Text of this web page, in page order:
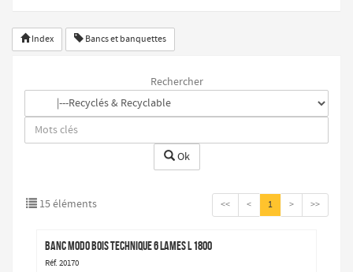
Index Bancs et banquettes
Rechercher
Ok
15 éléments << < 1 > >>
Banc Modo bois technique 6 lames L 1800
Réf. 20170